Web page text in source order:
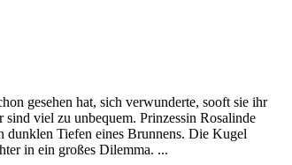
gesehen hat, sich verwunderte, sooft sie ihr
viel zu unbequem. Prinzessin Rosalinde
dunklen Tiefen eines Brunnens. Die Kugel
in ein großes Dilemma. ...